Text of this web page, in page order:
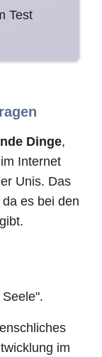
Test
Dinge,
Internet
Unis. Das
es bei den
im